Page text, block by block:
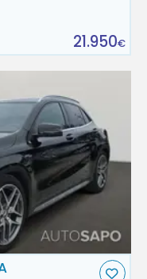
21.950€